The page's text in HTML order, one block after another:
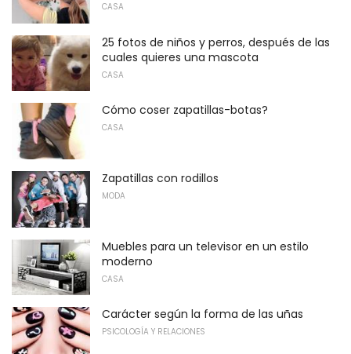
CASA
25 fotos de niños y perros, después de las
cuales quieres una mascota
CASA
Cómo coser zapatillas-botas?
CASA
Zapatillas con rodillos
MODA
Muebles para un televisor en un estilo
moderno
CASA
Carácter según la forma de las uñas
PSICOLOGÍA Y RELACIONES